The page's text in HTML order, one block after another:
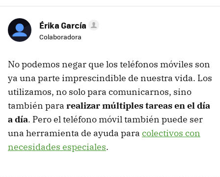
Érika García
Colaboradora
No podemos negar que los teléfonos móviles son
ya una parte imprescindible de nuestra vida. Los
utilizamos, no solo para comunicarnos, sino
también para realizar múltiples tareas en el día
a día. Pero el teléfono móvil también puede ser
una herramienta de ayuda para colectivos con
necesidades especiales.